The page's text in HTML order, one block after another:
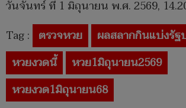
วันจันทร์ ที่ 1 มิถุนายน พ.ศ. 2569,
Tag : ตรวจหวย ผลสลากกินแบ่งรัฐ
หวยงวดนี้
หวย1มิถุนายน2569
หวยงวด1มิถุนายน68